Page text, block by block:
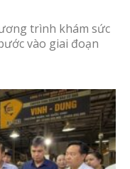
trình khám sức
vào giai đoạn